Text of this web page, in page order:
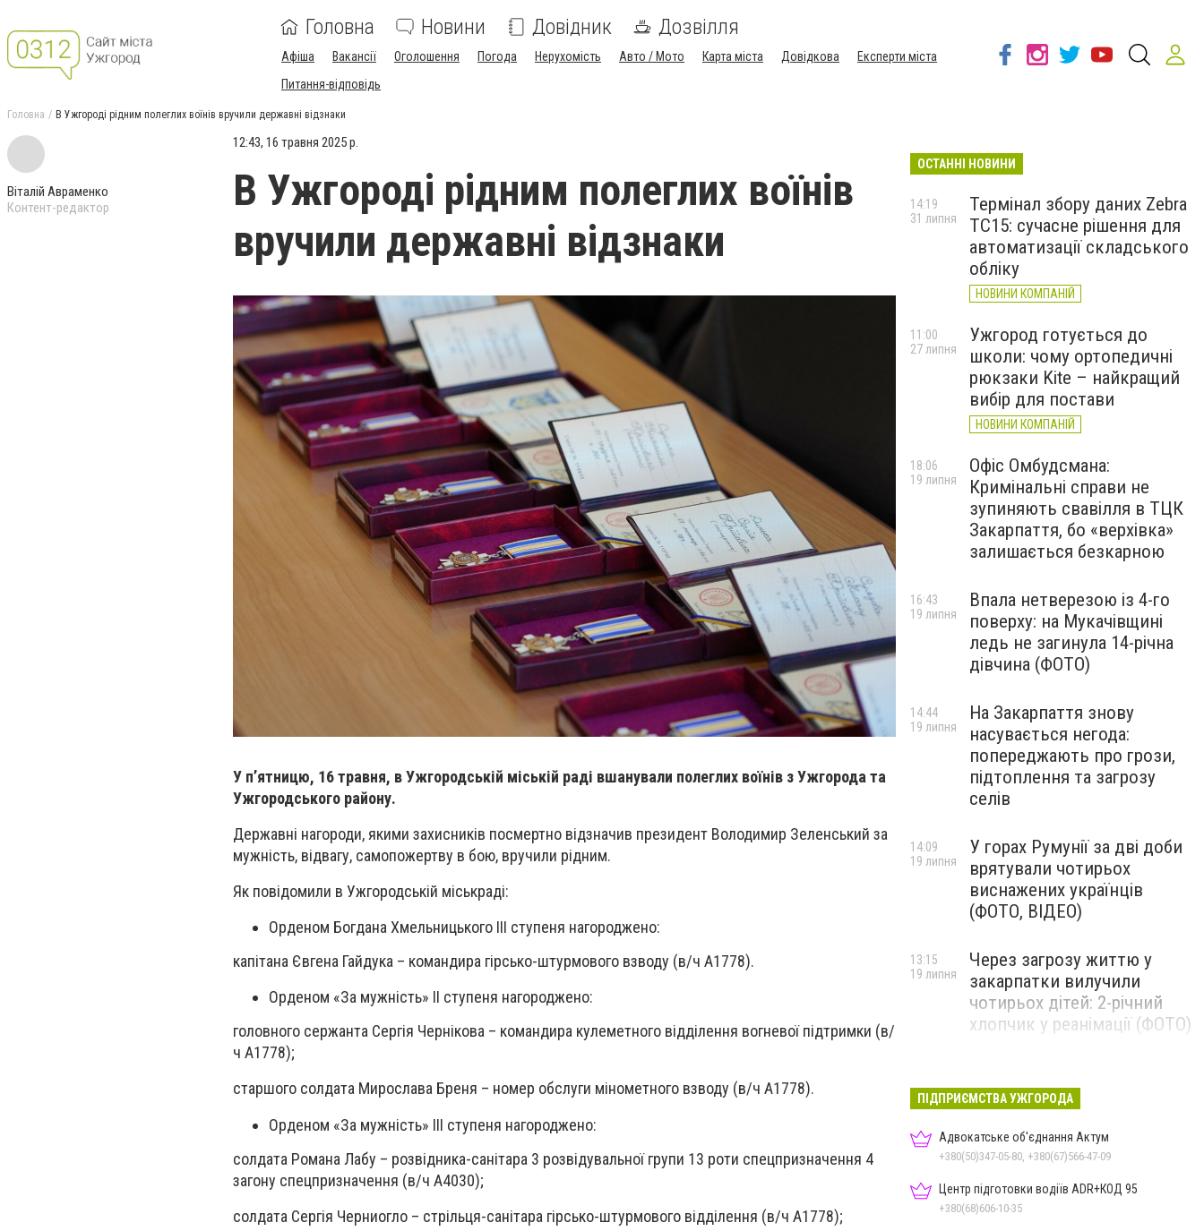
Головна Новини Довідник Дозвілля
Афіша Вакансії Оголошення Погода Нерухомість Авто / Мото Карта міста Довідкова
Експерти міста
Питання-відповідь
Головна В Ужгороді рідним полеглих воїнів вручили державні відзнаки
Віталій Авраменко
Контент-редактор
12:43, 16 травня 2025 р.
В Ужгороді рідним полеглих воїнів
вручили державні відзнаки
У п’ятницю, 16 травня, в Ужгородській міській раді вшанували полеглих воїнів з Ужгорода та
Ужгородського району.
Державні нагороди, якими захисників посмертно відзначив президент Володимир Зеленський за
мужність, відвагу, самопожертву в бою, вручили рідним.
Як повідомили в Ужгородській міськраді:
Орденом Богдана Хмельницького III ступеня нагороджено:
капітанa Євгена Гайдука – командира гірсько-штурмового взводу (в/ч А1778).
Орденом «За мужність» II ступеня нагороджено:
головного сержанта Сергія Чернікова – командира кулеметного відділення вогневої підтримки (в/
ч А1778);
старшого солдата Мирослава Бреня – номер обслуги мінометного взводу (в/ч А1778).
Орденом «За мужність» III ступеня нагороджено:
солдата Романа Лабу – розвідника-санітара 3 розвідувальної групи 13 роти спецпризначення 4
загону спецпризначення (в/ч А4030);
солдата Сергія Черниогло – стрільця-санітара гірсько-штурмового відділення (в/ч А1778);
ОСТАННІ НОВИНИ
Термінал збору даних Zebra
TC15: сучасне рішення для
автоматизації складського
обліку
НОВИНИ КОМПАНІЙ
14:19
31 липня
Ужгород готується до
школи: чому ортопедичні
рюкзаки Kite – найкращий
вибір для постави
НОВИНИ КОМПАНІЙ
11:00
27 липня
Офіс Омбудсмана:
Кримінальні справи не
зупиняють свавілля в ТЦК
Закарпаття, бо «верхівка»
залишається безкарною
18:06
19 липня
Впала нетверезою із 4-го
поверху: на Мукачівщині
ледь не загинула 14-річна
дівчина (ФОТО)
16:43
19 липня
На Закарпаття знову
насувається негода:
попереджають про грози,
підтоплення та загрозу
селів
14:44
19 липня
У горах Румунії за дві доби
врятували чотирьох
виснажених українців
(ФОТО, ВІДЕО)
14:09
19 липня
Через загрозу життю у
закарпатки вилучили
чотирьох дітей: 2-річний
хлопчик у реанімації (ФОТО)
13:15
19 липня
полеглим захисником
Артемом Ромчаком
19 липня
ПІДПРИЄМСТВА УЖГОРОДА
Адвокатське об'єднання Актум
+380(50)347-05-80, +380(67)566-47-09
Центр підготовки водіїв ADR+КОД 95
+380(68)606-10-35